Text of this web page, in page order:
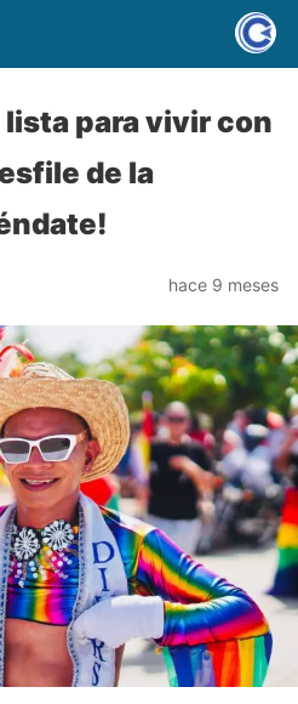
para vivir con
de la
hace 9 meses